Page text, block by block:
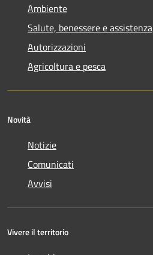
Ambiente
Salute, benessere e assistenza
Autorizzazioni
Agricoltura e pesca
Novità
Notizie
Comunicati
Avvisi
Vivere il territorio